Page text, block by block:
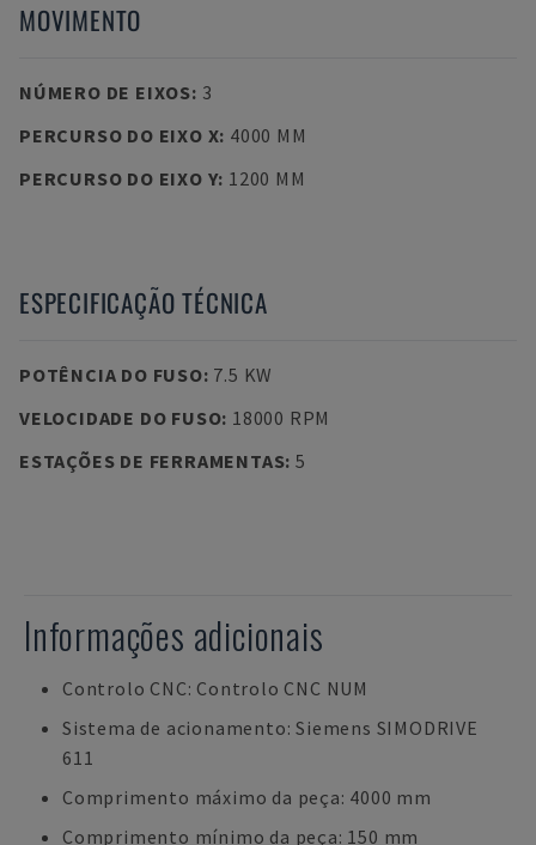
MOVIMENTO
NÚMERO DE EIXOS: 3
PERCURSO DO EIXO X: 4000 MM
PERCURSO DO EIXO Y: 1200 MM
ESPECIFICAÇÃO TÉCNICA
POTÊNCIA DO FUSO: 7.5 KW
VELOCIDADE DO FUSO: 18000 RPM
ESTAÇÕES DE FERRAMENTAS: 5
Informações adicionais
Controlo CNC: Controlo CNC NUM
Sistema de acionamento: Siemens SIMODRIVE
611
Comprimento máximo da peça: 4000 mm
Comprimento mínimo da peça: 150 mm